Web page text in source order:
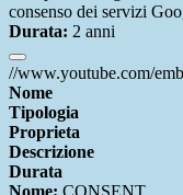
consenso dei servizi
Durata: 2 anni
//www.youtube.com/
Nome
Tipologia
Proprieta
Descrizione
Durata